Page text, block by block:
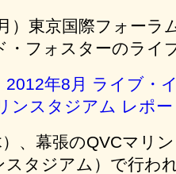
）東京国際フォーラ
・フォスターのライ
年8月 ライブ・
ンスタジアム レポー
、幕張のQVCマリ
スタジアム）で行わ